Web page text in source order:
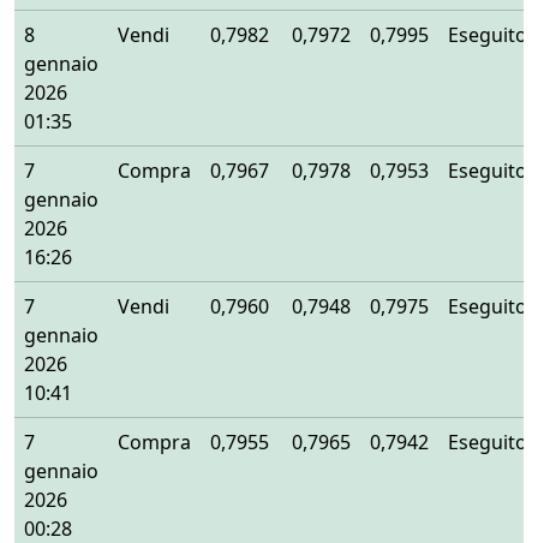
8
gennaio
2026
01:35
Vendi 0,7982 0,7972 0,7995 Eseguito
7
gennaio
2026
16:26
Compra 0,7967 0,7978 0,7953 Eseguito
7
gennaio
2026
10:41
Vendi 0,7960 0,7948 0,7975 Eseguito
7
gennaio
2026
00:28
Compra 0,7955 0,7965 0,7942 Eseguito